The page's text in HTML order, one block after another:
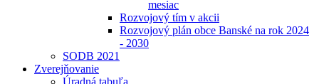
mesiac
Rozvojový tím v akcii
Rozvojový plán obce Banské na rok 2024
- 2030
SODB 2021
Zverejňovanie
Úradná tabuľa